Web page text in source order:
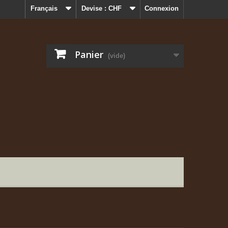
Connexion
Devise : CHF
Français
Panier (vide)